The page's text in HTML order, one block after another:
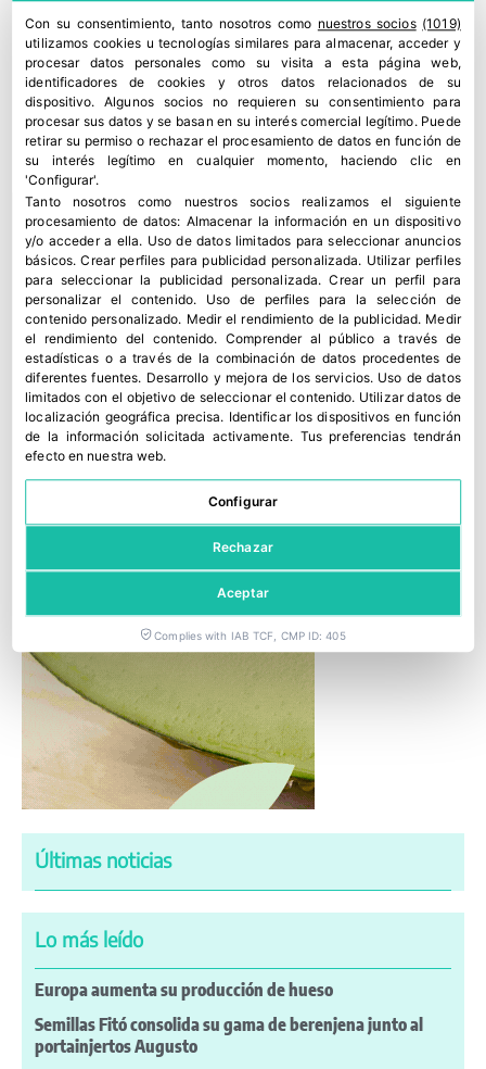
Últimas noticias
Lo más leído
Europa aumenta su producción de hueso
Semillas Fitó consolida su gama de berenjena junto al
portainjertos Augusto
Con su consentimiento, tanto nosotros como nuestros socios (1019)
utilizamos cookies u tecnologías similares para almacenar, acceder y
procesar datos personales como su visita a esta página web,
identificadores de cookies y otros datos relacionados de su
dispositivo. Algunos socios no requieren su consentimiento para
procesar sus datos y se basan en su interés comercial legítimo. Puede
retirar su permiso o rechazar el procesamiento de datos en función de
su interés legítimo en cualquier momento, haciendo clic en
'Configurar'.
Tanto nosotros como nuestros socios realizamos el siguiente
procesamiento de datos: Almacenar la información en un dispositivo
y/o acceder a ella. Uso de datos limitados para seleccionar anuncios
básicos.Crear perfiles para publicidad personalizada. Utilizar perfiles
para seleccionar la publicidad personalizada.Crear un perfil para
personalizar el contenido. Uso de perfiles para la selección de
contenido personalizado. Medir el rendimiento de la publicidad. Medir
el rendimiento del contenido.Comprender al público a través de
estadísticas o a través de la combinación de datos procedentes de
diferentes fuentes. Desarrollo y mejora de los servicios. Uso de datos
limitados con el objetivo de seleccionar el contenido. Utilizar datos de
localización geográfica precisa. Identificar los dispositivos en función
de la información solicitada activamente. Tus preferencias tendrán
efecto en nuestra web.
Configurar
Rechazar
Aceptar
Complies with IAB TCF, CMP ID: 405